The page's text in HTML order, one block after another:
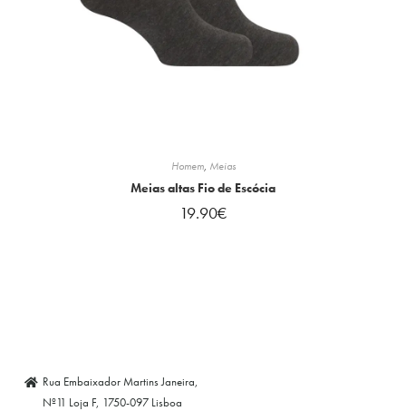
Homem, Meias
Meias altas Fio de Escócia
19.90€
Rua Embaixador Martins Janeira,
Nº11 Loja F, 1750-097 Lisboa